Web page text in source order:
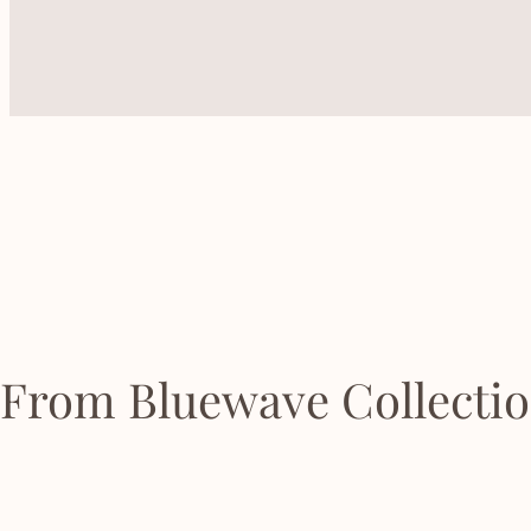
From Bluewave